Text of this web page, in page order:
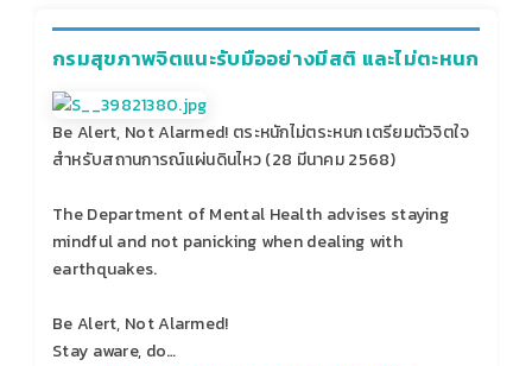
กรมสุขภาพจิตแนะรับมืออย่างมีสติ และไม่ตะหนก
Be Alert, Not Alarmed! ตระหนักไม่ตระหนก เตรียมตัวจิตใจ
สำหรับสถานการณ์แผ่นดินไหว (28 มีนาคม 2568)
The Department of Mental Health advises staying
mindful and not panicking when dealing with
earthquakes.
Be Alert, Not Alarmed!
Stay aware, do…